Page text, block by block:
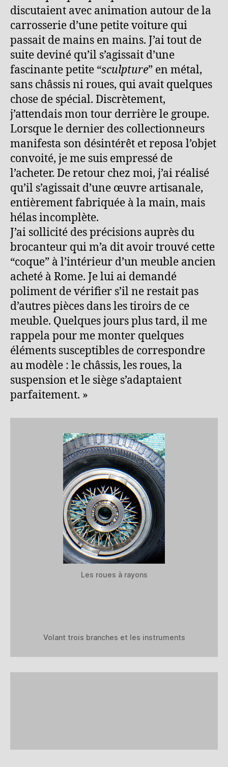
discutaient avec animation autour de la
carrosserie d’une petite voiture qui
passait de mains en mains. J’ai tout de
suite deviné qu’il s’agissait d’une
fascinante petite “sculpture” en métal,
sans châssis ni roues, qui avait quelques
chose de spécial. Discrètement,
j’attendais mon tour derrière le groupe.
Lorsque le dernier des collectionneurs
manifesta son désintérêt et reposa l’objet
convoité, je me suis empressé de
l’acheter. De retour chez moi, j’ai réalisé
qu’il s’agissait d’une œuvre artisanale,
entièrement fabriquée à la main, mais
hélas incomplète.
J’ai sollicité des précisions auprès du
brocanteur qui m’a dit avoir trouvé cette
“coque” à l’intérieur d’un meuble ancien
acheté à Rome. Je lui ai demandé
poliment de vérifier s’il ne restait pas
d’autres pièces dans les tiroirs de ce
meuble. Quelques jours plus tard, il me
rappela pour me monter quelques
éléments susceptibles de correspondre
au modèle : le châssis, les roues, la
suspension et le siège s’adaptaient
parfaitement. »
Les roues à rayons
Volant trois branches et les instruments